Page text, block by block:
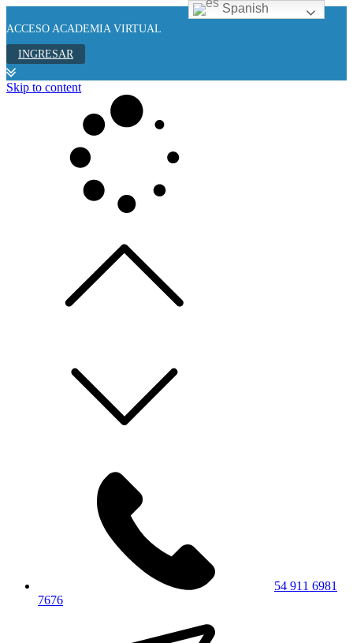
ACCESO ACADEMIA VIRTUAL
INGRESAR
Skip to content
54 911 6981
7676
Spanish